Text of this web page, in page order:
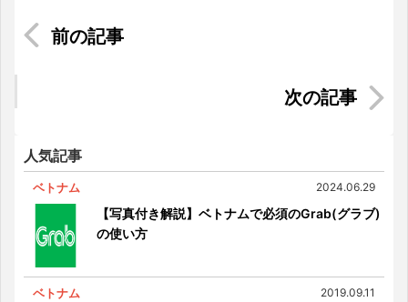
伝説のモリコが行く！ベトナムの本格ハンバーグ
ベトナムのキャリアウーマンの本音教えちゃいま
人気記事
ベトナム 2024.06.29
【写真付き解説】ベトナムで必須のGrab(グラブ)
の使い方
ベトナム 2019.09.11